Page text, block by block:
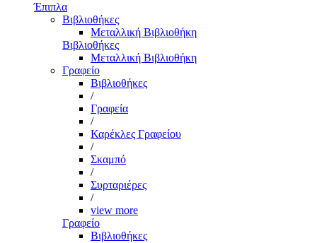
Έπιπλα
Βιβλιοθήκες
Μεταλλική Βιβλιοθήκη
Βιβλιοθήκες
Μεταλλική Βιβλιοθήκη
Γραφείο
Βιβλιοθήκες
/
Γραφεία
/
Καρέκλες Γραφείου
/
Σκαμπό
/
Συρταριέρες
/
view more
Γραφείο
Βιβλιοθήκες